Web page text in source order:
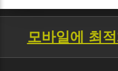
모바일에 최